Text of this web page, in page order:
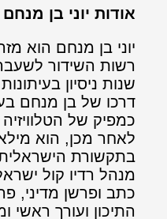
אודות יוני בן מנחם
יוני בן מנחם הוא
רשות השידור
שנות ניסיון
דרכו של בן מנחם
כמפיק של
לאחר מכן, הוא
בתקשורת
מנהל רדיו קול
כתב ופרשן מדיני,
התיכון ועורך ראשי